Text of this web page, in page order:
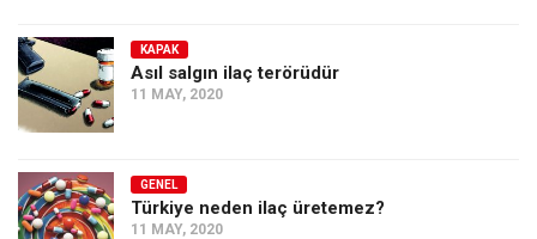
KAPAK
Asıl salgın ilaç terörüdür
11 MAY, 2020
GENEL
Türkiye neden ilaç üretemez?
11 MAY, 2020